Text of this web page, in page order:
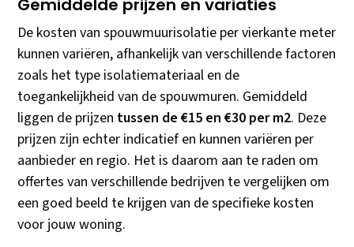
Gemiddelde prijzen en variaties
De kosten van spouwmuurisolatie per vierkante meter
kunnen variëren, afhankelijk van verschillende factoren
zoals het type isolatiemateriaal en de
toegankelijkheid van de spouwmuren. Gemiddeld
liggen de prijzen tussen de €15 en €30 per m2. Deze
prijzen zijn echter indicatief en kunnen variëren per
aanbieder en regio. Het is daarom aan te raden om
offertes van verschillende bedrijven te vergelijken om
een goed beeld te krijgen van de specifieke kosten
voor jouw woning.